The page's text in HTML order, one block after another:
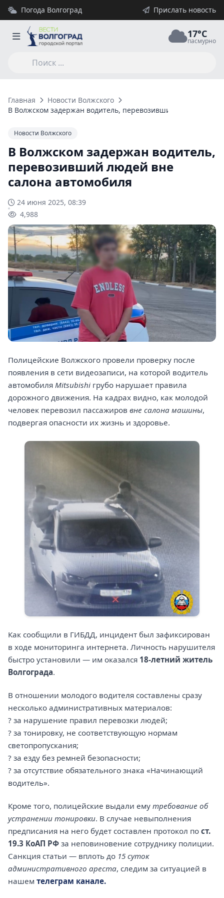
Погода Волгоград Прислать новость
17°C
пасмурно
Главная
Новости Волжского
В Волжском задержан водитель, перевозивший людей вне
Новости Волжского
В Волжском задержан водитель,
перевозивший людей вне
салона автомобиля
24 июня 2025, 08:39
4,988
Полицейские Волжского провели проверку после
появления в сети видеозаписи, на которой водитель
автомобиля Mitsubishi грубо нарушает правила
дорожного движения. На кадрах видно, как молодой
человек перевозил пассажиров вне салона машины,
подвергая опасности их жизнь и здоровье.
Как сообщили в ГИБДД, инцидент был зафиксирован
в ходе мониторинга интернета. Личность нарушителя
быстро установили — им оказался 18-летний житель
Волгограда.
В отношении молодого водителя составлены сразу
несколько административных материалов:
? за нарушение правил перевозки людей;
? за тонировку, не соответствующую нормам
светопропускания;
? за езду без ремней безопасности;
? за отсутствие обязательного знака «Начинающий
водитель».
Кроме того, полицейские выдали ему требование об
устранении тонировки. В случае невыполнения
предписания на него будет составлен протокол по ст.
19.3 КоАП РФ за неповиновение сотруднику полиции.
Санкция статьи — вплоть до 15 суток
административного ареста, следим за ситуацией в
нашем телеграм канале.